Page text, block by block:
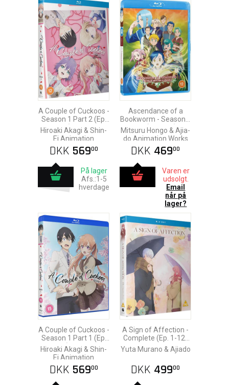
A Couple of Cuckoos -
Season 1 Part 2 (Ep.
13-24) Blu-Ray
Hiroaki Akagi & Shin-
Ei Animation
DKK 56900
På lager
Afs.:1-5
hverdage
Ascendance of a
Bookworm - Season 1
& 2 (Blu-Ray)
Mitsuru Hongo & Ajia-
do Animation Works
DKK 46900
Varen er
udsolgt.
Email
når på
lager?
A Couple of Cuckoos -
Season 1 Part 1 (Ep.
1-12) Blu-Ray
Hiroaki Akagi & Shin-
Ei Animation
DKK 56900
A Sign of Affection -
Complete (Ep. 1-12)
Blu-Ray
Yuta Murano & Ajiado
DKK 49900